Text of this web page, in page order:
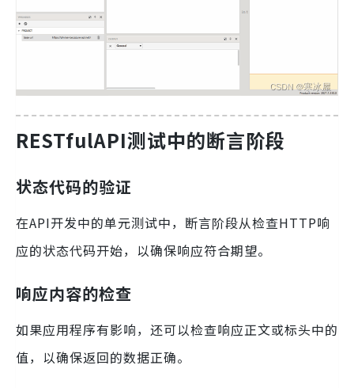
RESTfulAPI测试中的断言阶段
状态代码的验证
在API开发中的单元测试中，断言阶段从检查HTTP响
应的状态代码开始，以确保响应符合期望。
响应内容的检查
如果应用程序有影响，还可以检查响应正文或标头中的
值，以确保返回的数据正确。